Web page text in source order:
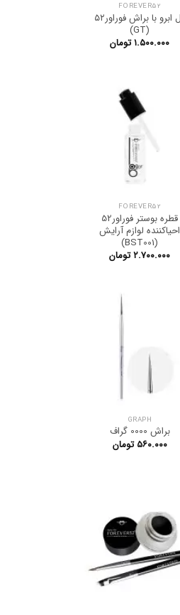
FOREVER52
ژل ابرو با براش فوراور۵۲
(GT)
۱.۵۰۰.۰۰۰تومان
FOREVER52
قطره بوستر فوراور52
احیاکننده لوازم آرایش
(BST001)
۲.۷۰۰.۰۰۰تومان
GRAPH
براش 0000 گراف
۵۶۰.۰۰۰ تومان